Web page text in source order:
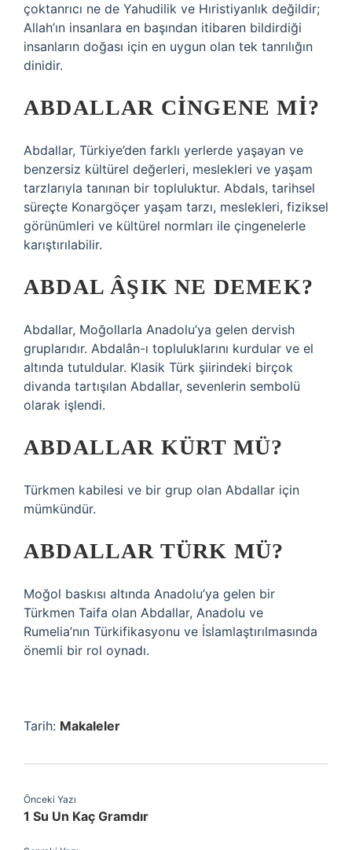
çoktanrıcı ne de Yahudilik ve Hıristiyanlık değildir;
Allah’ın insanlara en başından itibaren bildirdiği
insanların doğası için en uygun olan tek tanrılığın
dinidir.
ABDALLAR CINGENE MI?
Abdallar, Türkiye’den farklı yerlerde yaşayan ve
benzersiz kültürel değerleri, meslekleri ve yaşam
tarzlarıyla tanınan bir topluluktur. Abdals, tarihsel
süreçte Konargöçer yaşam tarzı, meslekleri, fiziksel
görünümleri ve kültürel normları ile çingenelerle
karıştırılabilir.
ABDAL ÂŞIK NE DEMEK?
Abdallar, Moğollarla Anadolu’ya gelen dervish
gruplarıdır. Abdalân-ı topluluklarını kurdular ve el
altında tutuldular. Klasik Türk şiirindeki birçok
divanda tartışılan Abdallar, sevenlerin sembolü
olarak işlendi.
ABDALLAR KÜRT MÜ?
Türkmen kabilesi ve bir grup olan Abdallar için
mümkündür.
ABDALLAR TÜRK MÜ?
Moğol baskısı altında Anadolu’ya gelen bir
Türkmen Taifa olan Abdallar, Anadolu ve
Rumelia’nın Türkifikasyonu ve İslamlaştırılmasında
önemli bir rol oynadı.
Tarih: Makaleler
Önceki Yazı
1 Su Un Kaç Gramdır